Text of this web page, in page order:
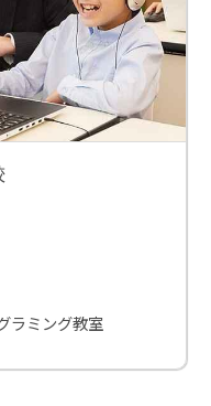
ラミング教室